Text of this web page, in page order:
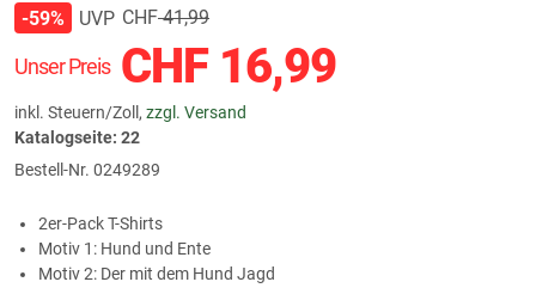
Unser Preis CHF16,99
inkl. Steuern/Zoll, zzgl. Versand
-59% UVP CHF41,99
Katalogseite: 22
Bestell-Nr. 0249289
2er-Pack T-Shirts
Motiv 1: Hund und Ente
Motiv 2: Der mit dem Hund Jagd